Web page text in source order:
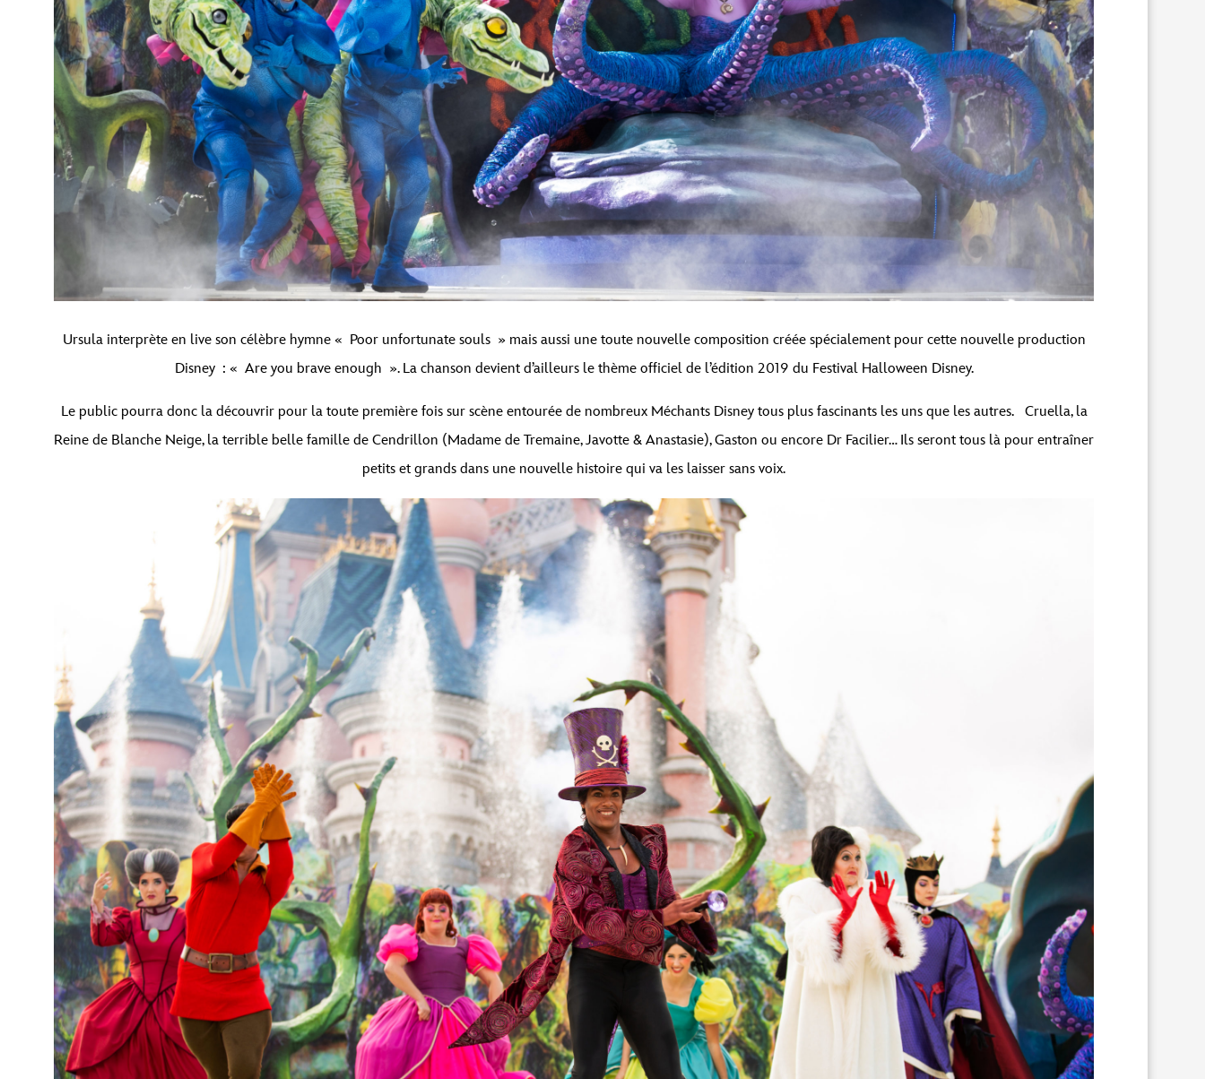
Ursula interprète en live son célèbre hymne « Poor unfortunate souls » mais aussi une toute nouvelle composition créée spécialement pour cette nouvelle production
Disney : « Are you brave enough ». La chanson devient d’ailleurs le thème officiel de l’édition 2019 du Festival Halloween Disney.
Le public pourra donc la découvrir pour la toute première fois sur scène entourée de nombreux Méchants Disney tous plus fascinants les uns que les autres. Cruella, la
Reine de Blanche Neige, la terrible belle famille de Cendrillon (Madame de Tremaine, Javotte & Anastasie), Gaston ou encore Dr Facilier… Ils seront tous là pour entraîner
petits et grands dans une nouvelle histoire qui va les laisser sans voix.